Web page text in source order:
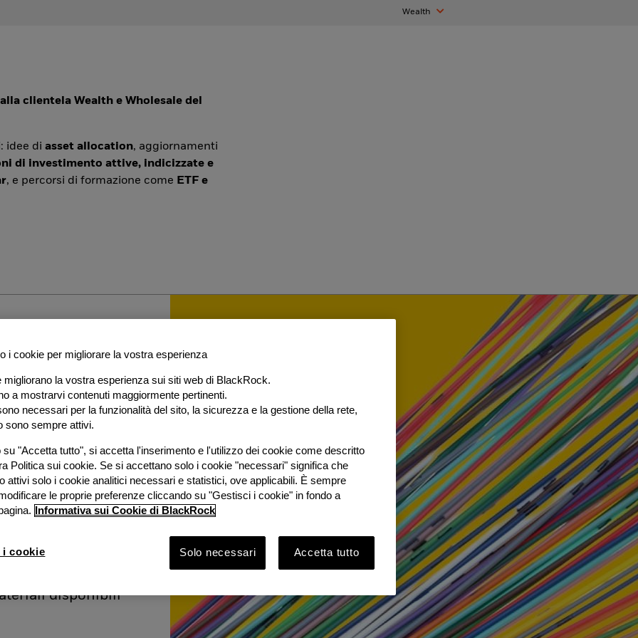
Wealth
alla clientela Wealth e Wholesale del
idee di asset allocation, aggiornamenti
di investimento attive, indicizzate e
, e percorsi di formazione come ETF e
2026 con
e
disponibili
i cookie per migliorare la vostra esperienza
migliorano la vostra esperienza sui siti web di BlackRock.
a mostrarvi contenuti maggiormente pertinenti.
necessari per la funzionalità del sito, la sicurezza e la gestione della rete,
sono sempre attivi.
su "Accetta tutto", si accetta l'inserimento e l'utilizzo dei cookie come descritto
Politica sui cookie. Se si accettano solo i cookie "necessari" significa che
attivi solo i cookie analitici necessari e statistici, ove applicabili. È sempre
le proprie preferenze cliccando su "Gestisci i cookie" in fondo a
Informativa sui Cookie di BlackRock
Solo necessari Accetta tutto
cookie